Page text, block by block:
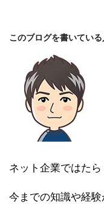
このブログを書いている
ネット企業ではたら
今までの知識や経